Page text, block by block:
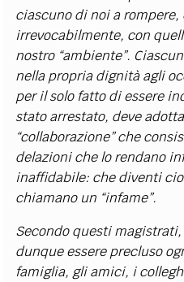
ciascuno di noi a
irrevocabilmente, con
nostro “ambiente”.
nella propria dignità agli
per il solo fatto di essere
stato arrestato, deve
“collaborazione” che
delazioni che lo rendano
inaffidabile: che diventi
chiamano un “infame”.
Secondo questi
dunque essere precluso
famiglia, gli amici, i